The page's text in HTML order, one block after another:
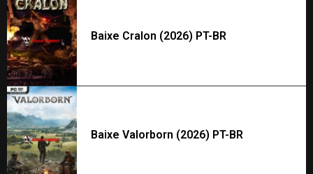
Baixe Cralon (2026) PT-BR
Baixe Valorborn (2026) PT-BR